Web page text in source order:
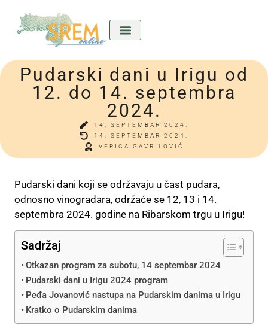
Pudarski dani u Irigu od
12. do 14. septembra
2024.
14. SEPTEMBAR 2024.
14. SEPTEMBAR 2024.
VERICA GAVRILOVIĆ
Pudarski dani koji se održavaju u čast pudara,
odnosno vinogradara, održaće se 12, 13 i 14.
septembra 2024. godine na Ribarskom trgu u Irigu!
Sadržaj
Otkazan program za subotu, 14 septembar 2024
Pudarski dani u Irigu 2024 program
Peđa Jovanović nastupa na Pudarskim danima u Irigu
Kratko o Pudarskim danima